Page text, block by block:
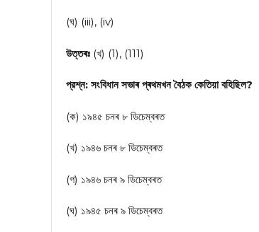
(ঘ) (iii), (iv)
উত্তৰঃ (খ) (1), (111)
প্রশ্ন: সংবিধান সভাৰ প্ৰথমখন বৈঠক কেতিয়া বহিছিল?
(ক) ১৯৪৫ চনৰ ৮ ডিচেম্বৰত
(খ) ১৯৪৬ চনৰ ৮ ডিচেম্বৰত
(গ) ১৯৪৬ চনৰ ৯ ডিচেম্বৰত
(ঘ) ১৯৪৫ চনৰ ৯ ডিচেম্বৰত